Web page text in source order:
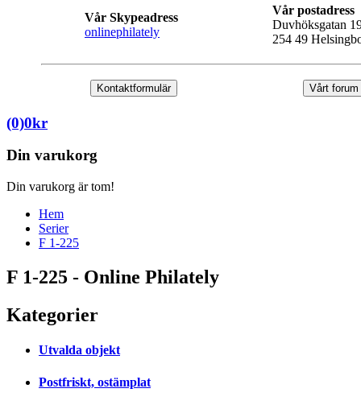
Vår Skypeadress
onlinephilately
Vår postadress
Duvhöksgatan
254 49
Kontaktformulär Vårt forum
(0)0kr
Din varukorg
Din varukorg är tom!
Hem
Serier
F 1-225
F 1-225 - Online Philately
Kategorier
Utvalda objekt
Postfriskt, ostämplat